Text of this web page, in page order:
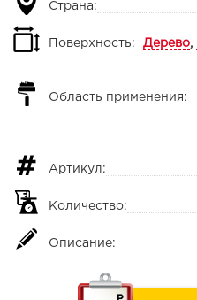
Страна:
Поверхность: Дерево,
Область применения:
Артикул:
Количество:
Описание: